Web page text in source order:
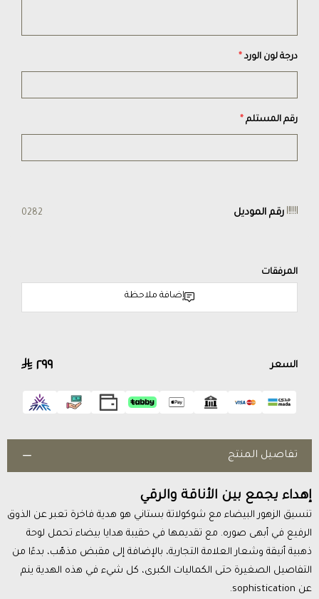
درجة لون الورد*
رقم المستلم *
رقم الموديل 0282
المرفقات
إضافة ملاحظة
السعر ٢٩٩
تفاصيل المنتج
إهداء يجمع بين الأناقة والرقي
تنسيق الزهور البيضاء مع شوكولاتة بستاني هو هدية فاخرة تعبر عن الذوق
الرفيع في أبهى صوره. مع تقديمها في حقيبة هدايا بيضاء تحمل لوحة
ذهبية أنيقة وشعار العلامة التجارية، بالإضافة إلى مقبض مذهّب، بدءًا من
التفاصيل الصغيرة حتى الكماليات الكبرى، كل شيء في هذه الهدية ينم
عن sophistication.